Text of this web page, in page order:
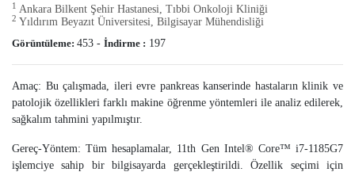
1 Ankara Bilkent Şehir Hastanesi, Tıbbi Onkoloji Kliniği
2 Yıldırım Beyazıt Üniversitesi, Bilgisayar Mühendisliği
Görüntüleme: 453 - İndirme : 197
Amaç: Bu çalışmada, ileri evre pankreas kanserinde hastaların klinik ve
patolojik özellikleri farklı makine öğrenme yöntemleri ile analiz edilerek,
sağkalım tahmini yapılmıştır.
Gereç-Yöntem: Tüm hesaplamalar, 11th Gen Intel® Core™ i7-1185G7
işlemciye sahip bir bilgisayarda gerçekleştirildi. Özellik seçimi için